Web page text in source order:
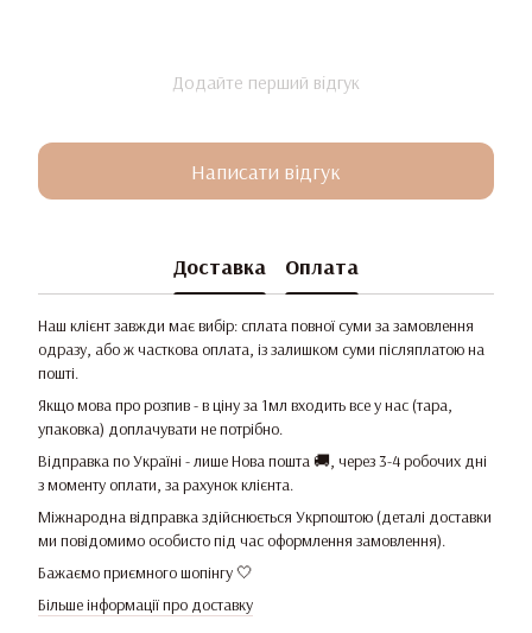
Додайте перший відгук
Написати відгук
Доставка Оплата
Наш клієнт завжди має вибір: сплата повної суми за замовлення
одразу, або ж часткова оплата, із залишком суми післяплатою на
пошті.
Якщо мова про розпив - в ціну за 1мл входить все у нас (тара,
упаковка) доплачувати не потрібно.
Відправка по Україні - лише Нова пошта 🚚, через 3-4 робочих дні
з моменту оплати, за рахунок клієнта.
Міжнародна відправка здійснюється Укрпоштою (деталі доставки
ми повідомимо особисто під час оформлення замовлення).
Бажаємо приємного шопінгу 🤍
Більше інформації про доставку